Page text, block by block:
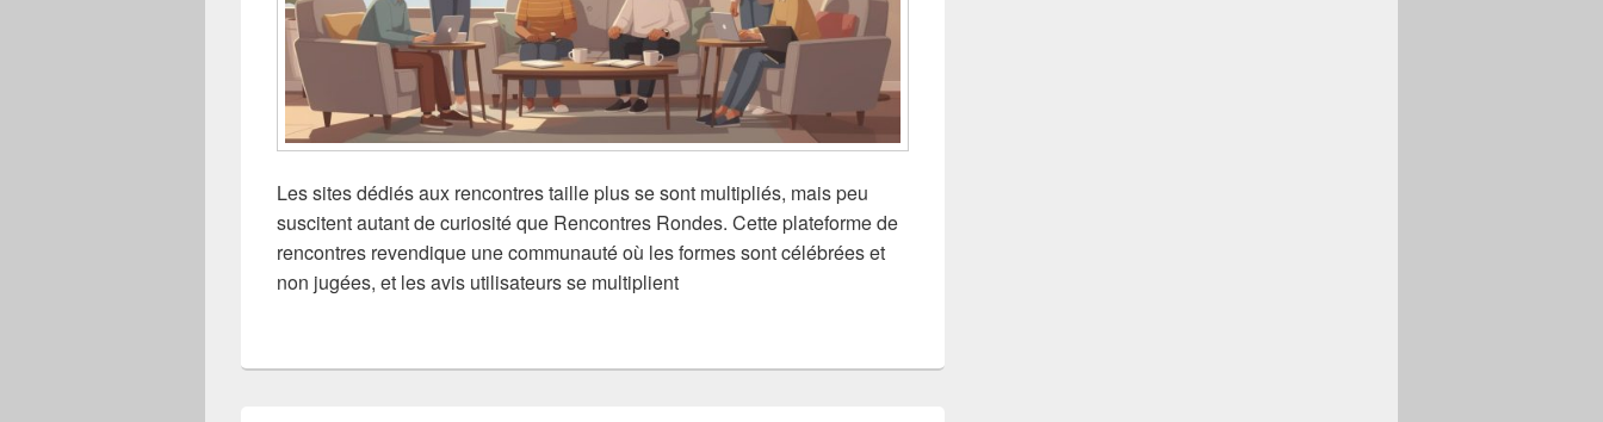
Les sites dédiés aux rencontres taille plus se sont multipliés, mais peu
suscitent autant de curiosité que Rencontres Rondes. Cette plateforme de
rencontres revendique une communauté où les formes sont célébrées et
non jugées, et les avis utilisateurs se multiplient